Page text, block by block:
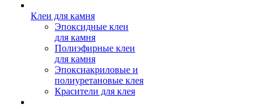
Клеи для камня
Эпоксидные клеи
для камня
Полиэфирные клеи
для камня
Эпоксиакриловые и
полиуретановые клея
Красители для клея